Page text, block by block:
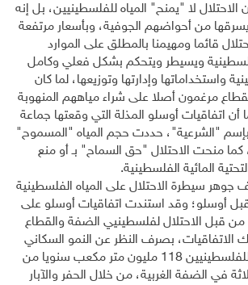
الاحتلال لا "يمنح" المياه للفلسطينيين، بل إنه
من أحواضهم الجوفية، وبأسعار مرتفعة
قائما ومهيمنا بالمطلق على الموارد
ويسيطر ويتحكم بشكل فعلي وكامل
واستخداماتها وإدارتها وتوزيعها، لما كان
مرغمون أصلا على شراء مياههم المنهوبة
أن اتفاقيات أوسلو المذلة التي وقعتها جماعة
"الشرعية"، حددت حجم المياه "المسموح"
كما منحت الاحتلال "حق السماح" بـ أو منع
المائية الفلسطينية.
جوهر سيطرة الاحتلال على المياه الفلسطينية
أوسلو؛ وقد استندت اتفاقيات أوسلو على
من قبل الاحتلال لفلسطينيي الضفة والقطاع
الاتفاقيات، بصرف النظر عن النمو السكاني
المتوقع؛ فخصصت للفلسطينيين 118 مليون متر مكعب سنويا من
في الضفة الغربية، من خلال الحفر والآبار